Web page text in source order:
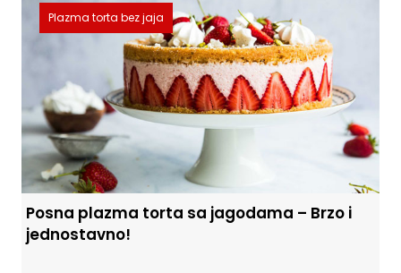
Plazma torta bez jaja
Posna plazma torta sa jagodama – Brzo i
jednostavno!